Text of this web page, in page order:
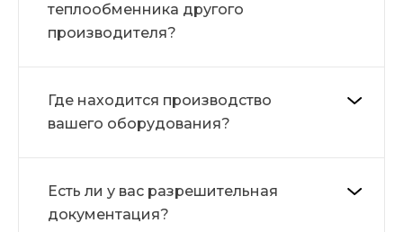
теплообменника другого
производителя?
Где находится производство
вашего оборудования?
Есть ли у вас разрешительная
документация?